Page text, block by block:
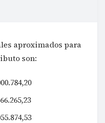
aproximados para
son: